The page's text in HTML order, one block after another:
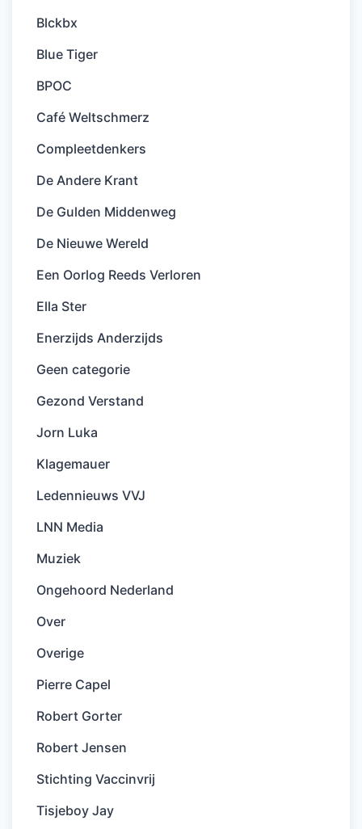
Blckbx
Blue Tiger
BPOC
Café Weltschmerz
Compleetdenkers
De Andere Krant
De Gulden Middenweg
De Nieuwe Wereld
Een Oorlog Reeds Verloren
Ella Ster
Enerzijds Anderzijds
Geen categorie
Gezond Verstand
Jorn Luka
Klagemauer
Ledennieuws VVJ
LNN Media
Muziek
Ongehoord Nederland
Over
Overige
Pierre Capel
Robert Gorter
Robert Jensen
Stichting Vaccinvrij
Tisjeboy Jay